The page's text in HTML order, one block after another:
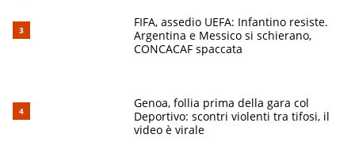
FIFA, assedio UEFA: Infantino resiste.
Argentina e Messico si schierano,
CONCACAF spaccata
Genoa, follia prima della gara col
Deportivo: scontri violenti tra tifosi, il
video è virale